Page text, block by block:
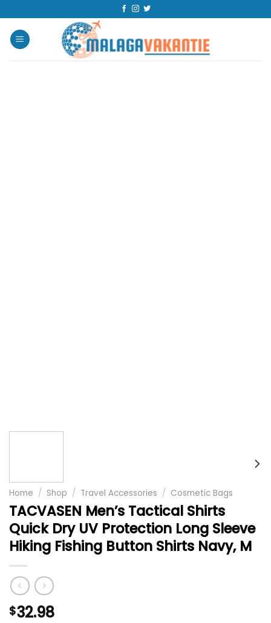
Home / Shop / Travel Accessories / Cosmetic Bags
TACVASEN Men’s Tactical Shirts
Quick Dry UV Protection Long Sleeve
Hiking Fishing Button Shirts Navy, M
$32.98